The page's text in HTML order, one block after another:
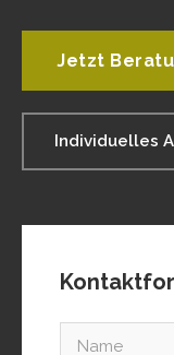
Jetzt
Individuelles